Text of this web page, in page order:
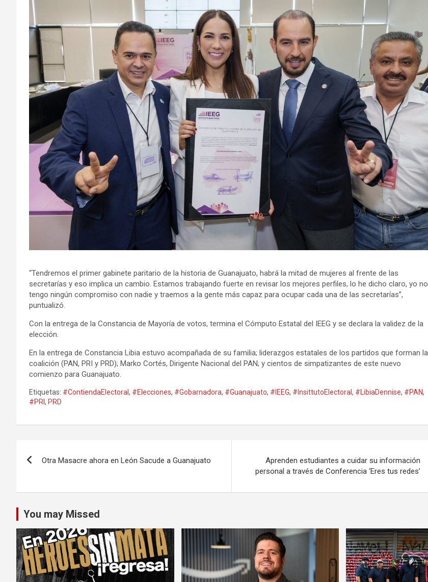
“Tendremos el primer gabinete paritario de la historia de Guanajuato, habrá la mitad de mujeres al frente de las
secretarías y eso implica un cambio. Estamos trabajando fuerte en revisar los mejores perfiles, lo he dicho claro, yo no
tengo ningún compromiso con nadie y traemos a la gente más capaz para ocupar cada una de las secretarías”,
puntualizó.
Con la entrega de la Constancia de Mayoría de votos, termina el Cómputo Estatal del IEEG y se declara la validez de la
elección.
En la entrega de Constancia Libia estuvo acompañada de su familia; liderazgos estatales de los partidos que forman la
coalición (PAN, PRI y PRD); Marko Cortés, Dirigente Nacional del PAN; y cientos de simpatizantes de este nuevo
comienzo para Guanajuato.
Etiquetas: #ContiendaElectoral, #Elecciones, #Gobarnadora, #Guanajuato, #IEEG, #InsittutoElectoral, #LibiaDennise, #PAN,
#PRI, PRD
entradas
Otra Masacre ahora en León Sacude a Guanajuato
Aprenden estudiantes a cuidar su información
personal a través de Conferencia ‘Eres tus redes’
You may Missed